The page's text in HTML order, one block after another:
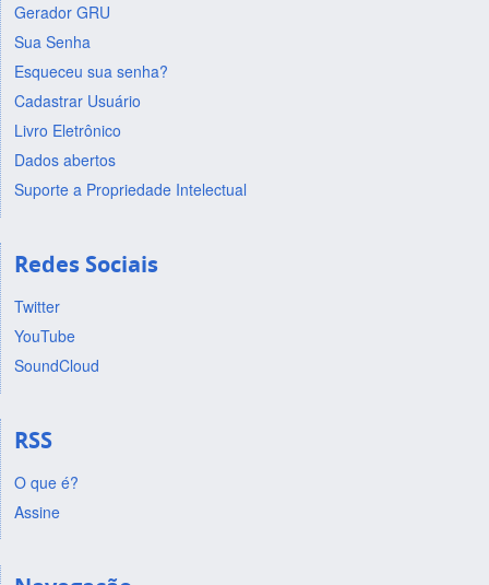
Gerador GRU
Sua Senha
Esqueceu sua senha?
Cadastrar Usuário
Livro Eletrônico
Dados abertos
Suporte a Propriedade Intelectual
Redes Sociais
Twitter
YouTube
SoundCloud
RSS
O que é?
Assine